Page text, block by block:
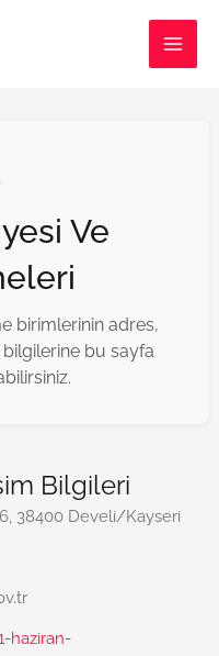
Ve
birimlerinin adres,
bu sayfa
Bilgileri
38400 Develi/Kayseri
haziran-